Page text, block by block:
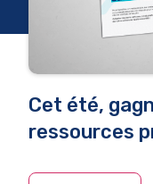
Cet été,
ressources